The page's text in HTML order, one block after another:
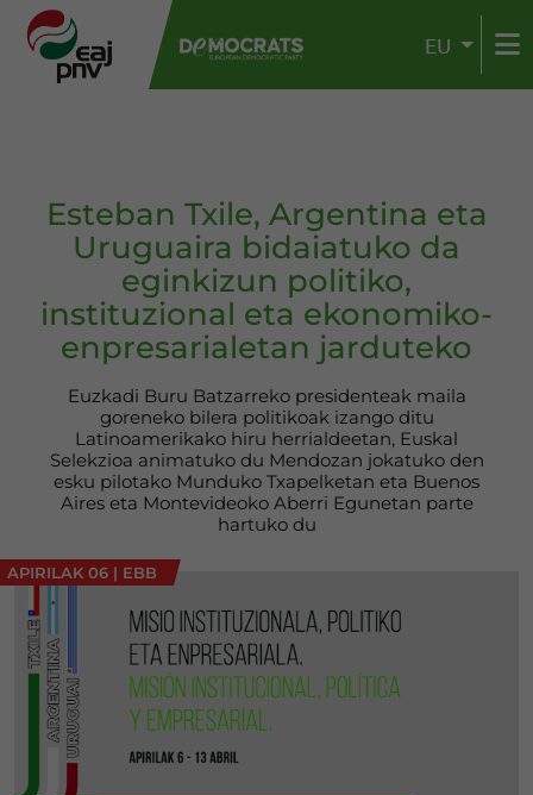
EU
Esteban Txile, Argentina eta
Uruguaira bidaiatuko da
eginkizun politiko,
instituzional eta ekonomiko-
enpresarialetan jarduteko
Euzkadi Buru Batzarreko presidenteak maila
goreneko bilera politikoak izango ditu
Latinoamerikako hiru herrialdeetan, Euskal
Selekzioa animatuko du Mendozan jokatuko den
esku pilotako Munduko Txapelketan eta Buenos
Aires eta Montevideoko Aberri Egunetan parte
hartuko du
APIRILAK 06 | EBB